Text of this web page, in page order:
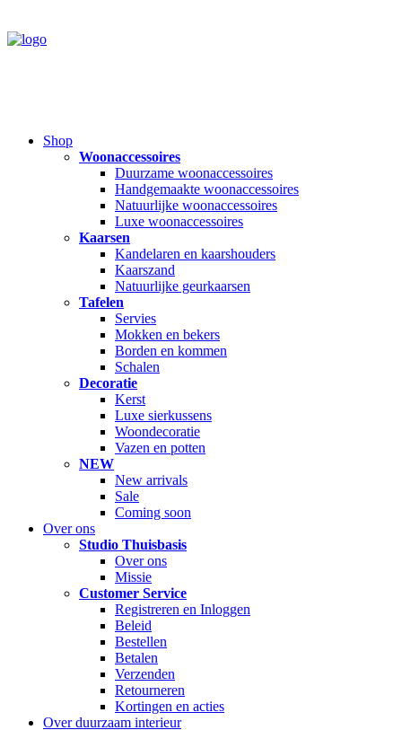
Shop
Woonaccessoires
Duurzame woonaccessoires
Handgemaakte woonaccessoires
Natuurlijke woonaccessoires
Luxe woonaccessoires
Kaarsen
Kandelaren en kaarshouders
Kaarszand
Natuurlijke geurkaarsen
Tafelen
Servies
Mokken en bekers
Borden en kommen
Schalen
Decoratie
Kerst
Luxe sierkussens
Woondecoratie
Vazen en potten
NEW
New arrivals
Sale
Coming soon
Over ons
Studio Thuisbasis
Over ons
Missie
Customer Service
Registreren en Inloggen
Beleid
Bestellen
Betalen
Verzenden
Retourneren
Kortingen en acties
Over duurzaam interieur